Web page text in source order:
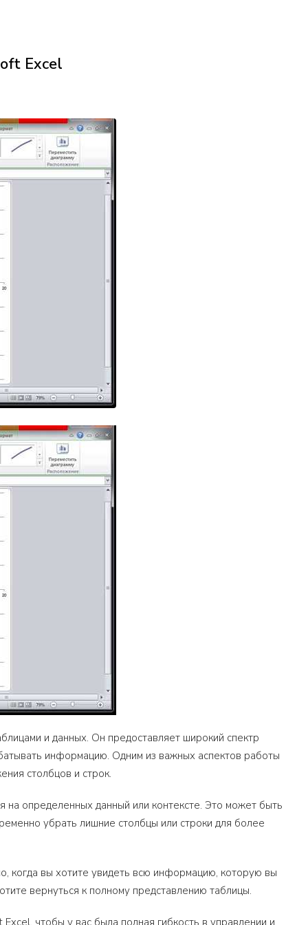
Excel
и данных. Он предоставляет широкий спектр
информацию. Одним из важных аспектов работы
столбцов и строк.
на определенных данный или контексте. Это может быть
убрать лишние столбцы или строки для более
когда вы хотите увидеть всю информацию, которую вы
вернуться к полному представлению таблицы.
чтобы у вас была полная гибкость в управлении и